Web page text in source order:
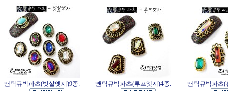
앤틱큐빅파츠(빗살엣지)9종:
앤틱큐빅파츠(루프엣지)4종:
앤틱큐빅파츠(